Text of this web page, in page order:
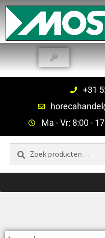
+31
Ma - Vr: 8:00 -
Zoeken